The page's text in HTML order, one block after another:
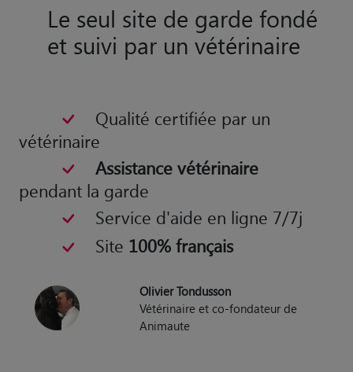
Le seul site de garde fondé
et suivi par un vétérinaire
Qualité certifiée par un
vétérinaire
Assistance vétérinaire
pendant la garde
Service d'aide en ligne 7/7j
Site 100% français
Olivier Tondusson
Vétérinaire et co-fondateur de
Animaute